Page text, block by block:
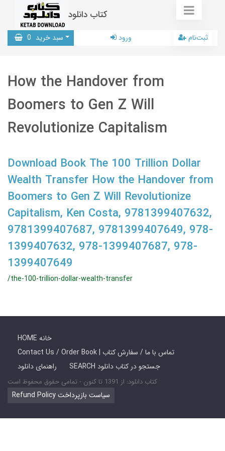
کتاب دانلود
سبد خرید 0 ورود ثبت‌نام
How the Handover from
Boomers to Gen Z Will
Revolutionize Capitalism
Download Book The 100 Trillion Dollar
Wealth Transfer How the Handover from
Boomers to Gen Z Will Revolutionize
Capitalism, Ken Costa, 9781399407632,
9781399407687, 9781399407649, 978-
1399407632, 978-1399407687, 978-
1399407649
/the-100-trillion-dollar-wealth-transfer
HOME خانه
Contact Us / Order Book | تماس با ما / سفارش کتاب
راهنمای دانلود
SEARCH جستجو در کتاب دانلود
کتاب دانلود: از 1391 تا کنون - تمامی حقوق محفوظ است
Refund Policy سیاست بازپرداخت